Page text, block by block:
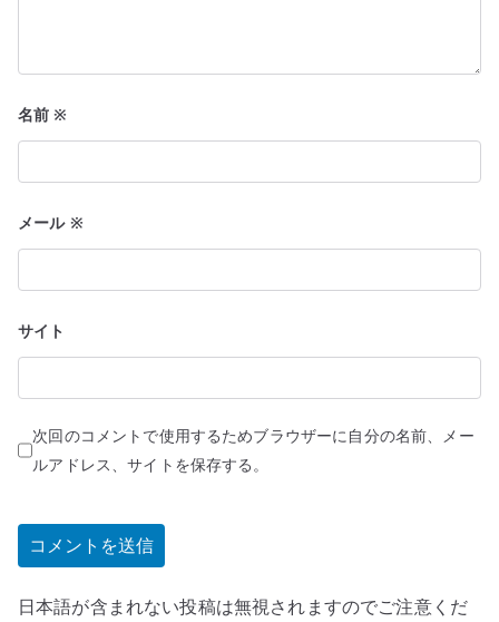
名前※
メール ※
サイト
次回のコメントで使用するためブラウザーに自分の名前、メー
ルアドレス、サイトを保存する。
日本語が含まれない投稿は無視されますのでご注意くだ